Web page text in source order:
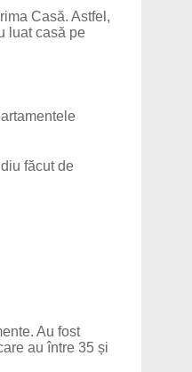
Casă. Astfel,
luat casă pe
făcut de
Au fost
au între 35 și